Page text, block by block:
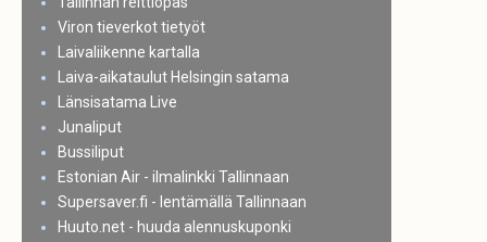
Viron tieverkot tietyöt
Laivaliikenne kartalla
Laiva-aikataulut Helsingin satama
Länsisatama Live
Junaliput
Bussiliput
Estonian Air - ilmalinkki Tallinnaan
Supersaver.fi - lentämällä Tallinnaan
Huuto.net - huuda alennuskuponki